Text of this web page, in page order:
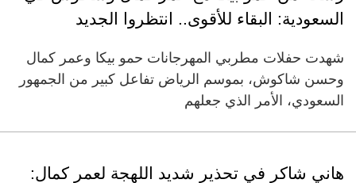
السعودية: البقاء للأقوى.. انتظروا الجديد
شهدت حفلات مطربي المهرجانات حمو بيكا وعمر كمال
وحسن شاكوش، بموسم الرياض تفاعل كبير من الجمهور
السعودي، الأمر الذي جعلهم
هاني شاكر في تحذير شديد اللهجة لعمر كمال: